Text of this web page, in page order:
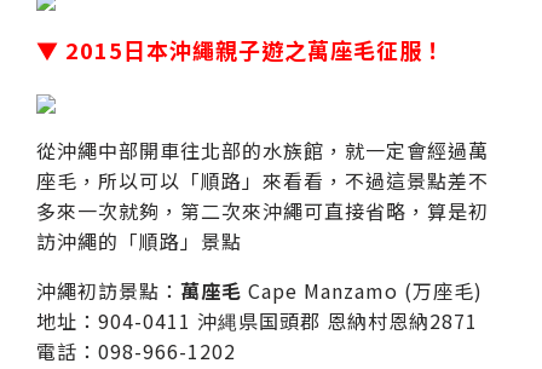
▼ 2015日本沖繩親子遊之萬座毛征服！
從沖繩中部開車往北部的水族館，就一定會經過萬
座毛，所以可以「順路」來看看，不過這景點差不
多來一次就夠，第二次來沖繩可直接省略，算是初
訪沖繩的「順路」景點
沖繩初訪景點： 萬座毛 Cape Manzamo (万座毛)
地址：904-0411 沖縄県国頭郡 恩納村恩納2871
電話：098-966-1202